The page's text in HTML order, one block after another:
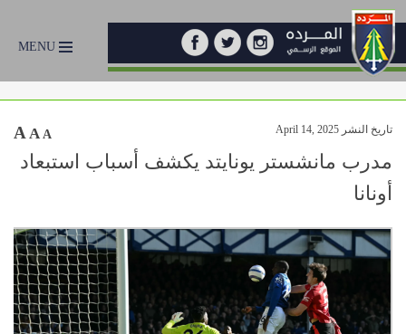
MENU
تاريخ النشر April 14, 2025 A A A
مدرب مانشستر يونايتد يكشف أسباب استبعاد
أونانا